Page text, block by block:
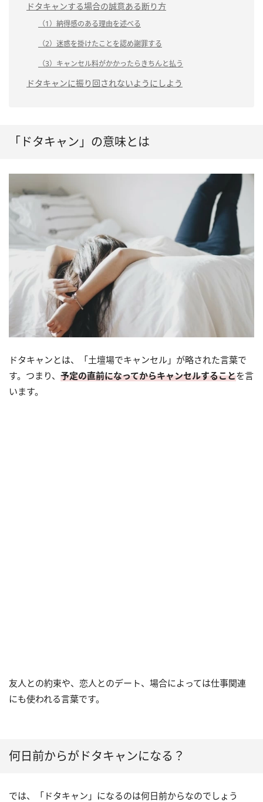
ドタキャンする場合の誠意ある断り方
（1）納得感のある理由を述べる
（2）迷惑を掛けたことを認め謝罪する
（3）キャンセル料がかかったらきちんと払う
ドタキャンに振り回されないようにしよう
「ドタキャン」の意味とは
ドタキャンとは、「土壇場でキャンセル」が略された言葉で
す。つまり、 予定の直前になってからキャンセルすることを言
います。
友人との約束や、恋人とのデート、場合によっては仕事関連
にも使われる言葉です。
何日前からがドタキャンになる？
では、「ドタキャン」になるのは何日前からなのでしょう